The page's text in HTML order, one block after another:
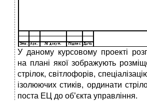
У даному курсовому проекті
на плані якої зображують
стрілок, світлофорів,
ізолюючих стиків, ординати
поста ЕЦ до об’єкта управління.